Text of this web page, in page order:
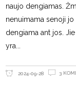
naujo dengiamas.
nenuimama senoji
dengiama ant jos.
yra
2024-09-28 3